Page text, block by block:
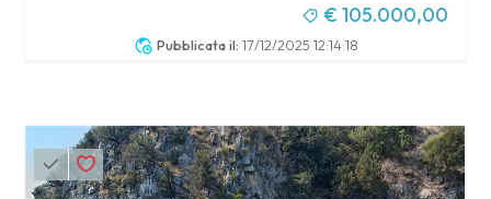
Pubblicata il: 17/12/2025 12:14:18
€ 105.000,00